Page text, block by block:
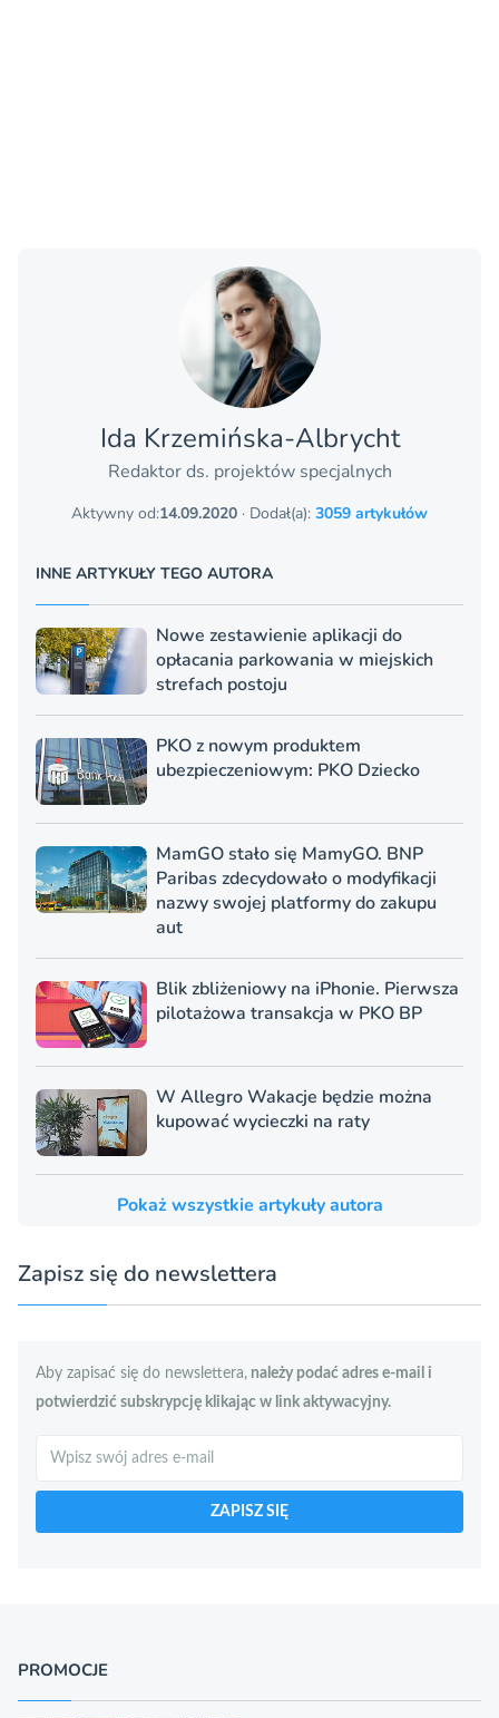
Ida Krzemińska-Albrycht
Redaktor ds. projektów specjalnych
Aktywny od:14.09.2020 · Dodał(a): 3059 artykułów
INNE ARTYKUŁY TEGO AUTORA
Nowe zestawienie aplikacji do
opłacania parkowania w miejskich
strefach postoju
PKO z nowym produktem
ubezpieczeniowym: PKO Dziecko
MamGO stało się MamyGO. BNP
Paribas zdecydowało o modyfikacji
nazwy swojej platformy do zakupu
aut
Blik zbliżeniowy na iPhonie. Pierwsza
pilotażowa transakcja w PKO BP
W Allegro Wakacje będzie można
kupować wycieczki na raty
Pokaż wszystkie artykuły autora
Zapisz się do newslettera
Aby zapisać się do newslettera, należy podać adres e-mail i
potwierdzić subskrypcję klikając w link aktywacyjny.
Szukaj
ZAPISZ SIĘ
PROMOCJE